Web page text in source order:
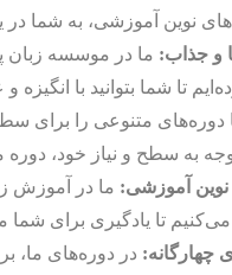
نوین آموزشی، به شما
و جذاب: ما در موسسه زبان
تا شما بتوانید با انگیزه
دوره‌های متنوعی را برای
توجه به سطح و نیاز خود،
نوین آموزشی: ما در آموزش
می‌کنیم تا یادگیری برای شما
چهارگانه: در دوره‌های ما،